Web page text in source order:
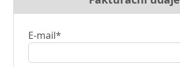
E-mail*